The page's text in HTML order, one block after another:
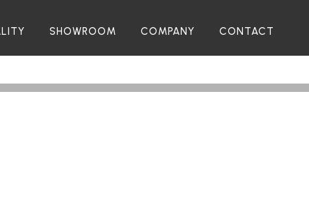
SHOWROOM COMPANY CONTACT